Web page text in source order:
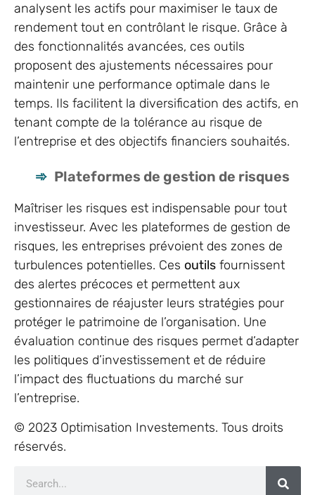
analysent les actifs pour maximiser le taux de
rendement tout en contrôlant le risque. Grâce à
des fonctionnalités avancées, ces outils
proposent des ajustements nécessaires pour
maintenir une performance optimale dans le
temps. Ils facilitent la diversification des actifs, en
tenant compte de la tolérance au risque de
l’entreprise et des objectifs financiers souhaités.
Plateformes de gestion de risques
Maîtriser les risques est indispensable pour tout
investisseur. Avec les plateformes de gestion de
risques, les entreprises prévoient des zones de
turbulences potentielles. Ces outils fournissent
des alertes précoces et permettent aux
gestionnaires de réajuster leurs stratégies pour
protéger le patrimoine de l’organisation. Une
évaluation continue des risques permet d’adapter
les politiques d’investissement et de réduire
l’impact des fluctuations du marché sur
l’entreprise.
© 2023 Optimisation Investements. Tous droits
réservés.